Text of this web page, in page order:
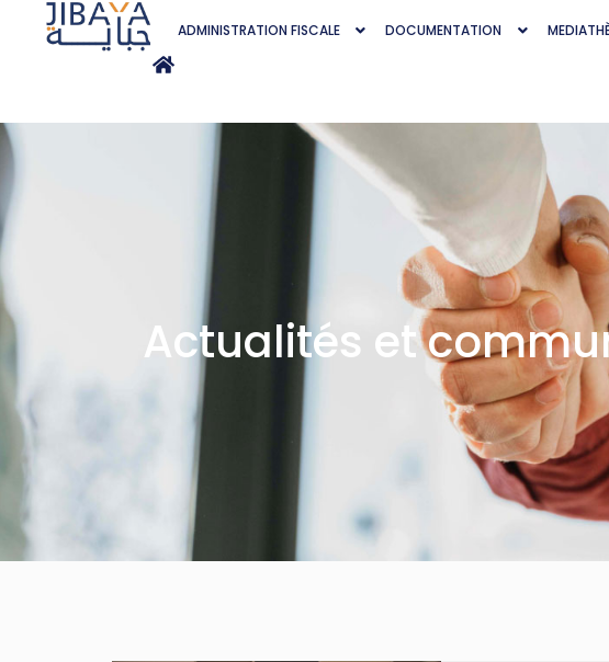
ADMINISTRATION FISCALE DOCUMENTATION
Actualités et